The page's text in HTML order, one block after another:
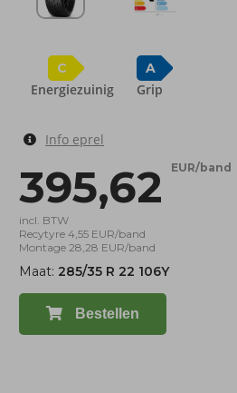
C
Energiezuinig
A
Grip
Info eprel
395,62 EUR/band
incl. BTW
Recytyre 4,55 EUR/band
Montage 28,28 EUR/band
Maat: 285/35 R 22 106Y
Bestellen